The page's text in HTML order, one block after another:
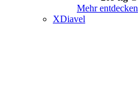
Mehr entdecken
XDiavel